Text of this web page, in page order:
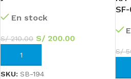
En stock
S/210.00 S/ 200.00
AÑADIR AL CARRITO
SKU: SB-194
S/